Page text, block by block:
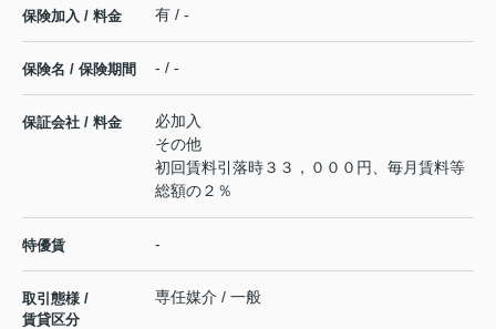
保険加入 / 料金 有 / -
保険名 / 保険期間 - / -
保証会社 / 料金
必加入
その他
初回賃料引落時３３，０００円、毎月賃料等
総額の２％
特優賃 -
取引態様 /
賃貸区分
専任媒介 / 一般